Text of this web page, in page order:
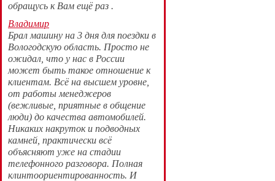
обращусь к Вам ещё раз .
Владимир
Брал машину на 3 дня для поездки в
Вологодскую область. Просто не
ожидал, что у нас в России
может быть такое отношение к
клиентам. Всë на высшем уровне,
от работы менеджеров
(вежливые, приятные в общение
люди) до качества автомобилей.
Никаких накруток и подводных
камней, практически всë
объясняют уже на стадии
телефонного разговора. Полная
клинтоориентированность. И